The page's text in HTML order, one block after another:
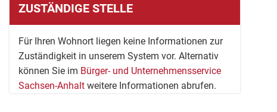
ZUSTÄNDIGE STELLE
Für Ihren Wohnort liegen keine Informationen zur
Zuständigkeit in unserem System vor. Alternativ
können Sie im Bürger- und Unternehmensservice
Sachsen-Anhalt weitere Informationen abrufen.